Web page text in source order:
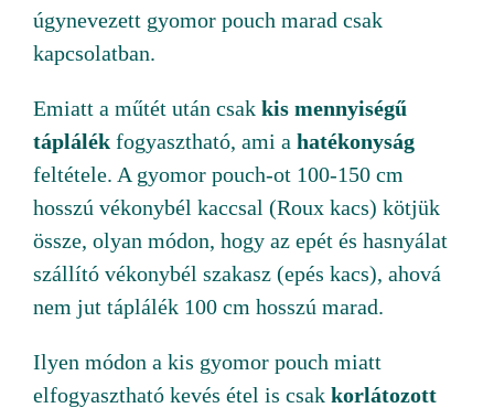
úgynevezett gyomor pouch marad csak
kapcsolatban.
Emiatt a műtét után csak kis mennyiségű
táplálékfogyasztható, ami a hatékonyság
feltétele. A gyomor pouch-ot 100-150 cm
hosszú vékonybél kaccsal (Roux kacs) kötjük
össze, olyan módon, hogy az epét és hasnyálat
szállító vékonybél szakasz (epés kacs), ahová
nem jut táplálék 100 cm hosszú marad.
Ilyen módon a kis gyomor pouch miatt
elfogyasztható kevés étel is csak korlátozott